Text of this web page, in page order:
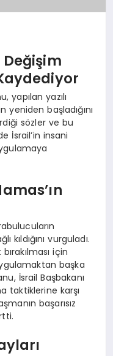
yapılan yazılı
başladığını
sözler ve bu
İsrail’in insani
kıldığını vurguladı.
için
başka
İsrail Başbakanı
taktiklerine karşı
başarısız